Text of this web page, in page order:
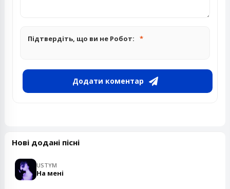
Підтвердіть, що ви не Робот:
Додати коментар
Нові додані пісні
USTYM
На мені